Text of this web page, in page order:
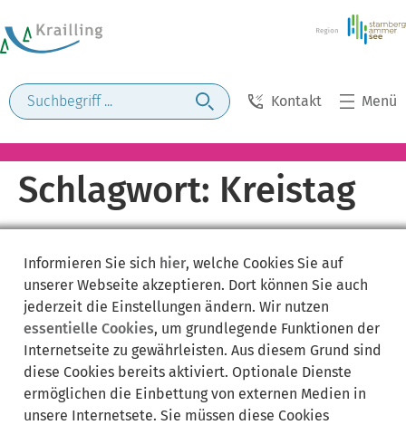
Kontakt Menü
Schlagwort: Kreistag
Informieren Sie sich hier, welche Cookies Sie auf
unserer Webseite akzeptieren. Dort können Sie auch
jederzeit die Einstellungen ändern. Wir nutzen
essentielle Cookies, um grundlegende Funktionen der
Internetseite zu gewährleisten. Aus diesem Grund sind
diese Cookies bereits aktiviert. Optionale Dienste
ermöglichen die Einbettung von externen Medien in
unsere Internetsete. Sie müssen diese Cookies